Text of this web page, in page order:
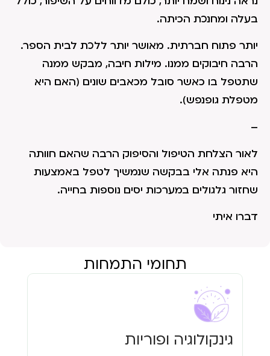
בעלה ומחנכת הכיתה.
יותר פתוח חברתית. מאושר יותר ללכת לבית הספר.
הרבה חיבוקים ממנו. מילות חיבה, מבקש ממנה
שתטפל בו כאשר סובל מכאבים שונים (האם היא
מטפלת גופנפש).
–
לאור הצלחת הטיפול והסיפוק הרבה שהאם חוותה
היא פנתה אלי בבקשה שנמשיך לטפל באמצעות
שחזור גלגולים במערכות יסים נוספות בחייה.
דברו איתי
תחומי התמחות
גינקולוגיה ופוריות